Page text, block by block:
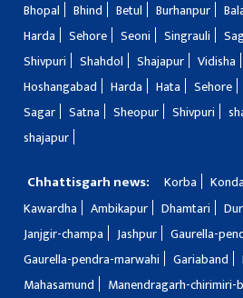
Bhopal
Bhind Betul Burhanpur
Harda
Sehore Seoni Singrauli
Shivpuri
Shahdol Shajapur Vidisha
Hoshangabad
Harda Hata Sehore
Sagar
Satna Sheopur Shivpuri
shajapur
Chhattisgarh news: Korba
Kawardha
Ambikapur Dhamtari
Janjgir-champa
Jashpur
Gaurella-
Gaurella-pendra-marwahi
Gariaband
Mahasamund
Manendragarh-chirimiri-